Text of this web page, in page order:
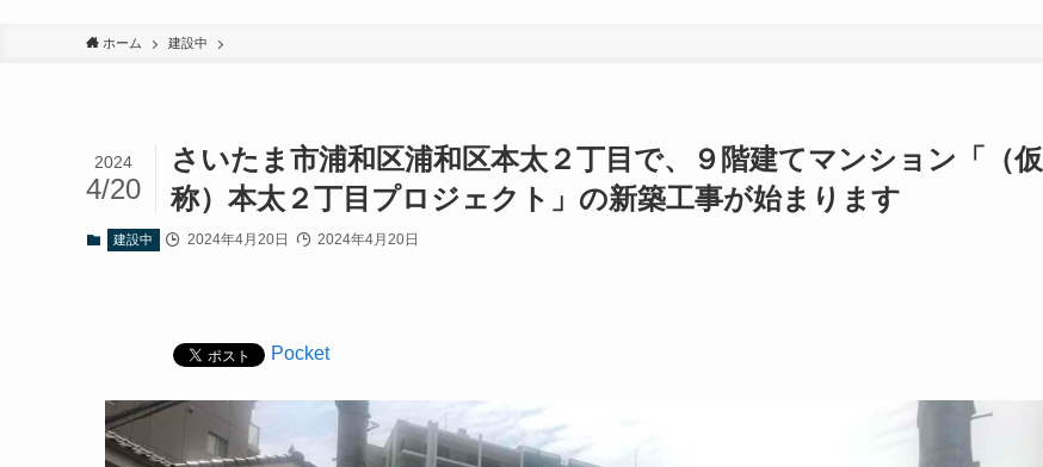
ホーム 建設中
さいたま市浦和区浦和区本太２丁目で、９階建てマンション「（仮
称）本太２丁目プロジェクト」の新築工事が始まります
2024
4/20
建設中 2024年4月20日 2024年4月20日
Pocket